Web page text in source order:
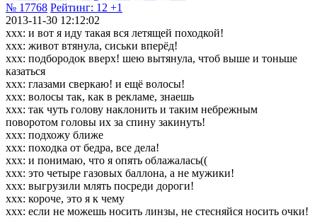
№ 17768 Рейтинг: 12 +1
2013-11-30 12:12:02
xxx: и вот я иду такая вся летящей походкой!
xxx: живот втянула, сиськи вперёд!
xxx: подбородок вверх! шею вытянула, чтоб выше и тоньше
казаться
xxx: глазами сверкаю! и ещё волосы!
xxx: волосы так, как в рекламе, знаешь
xxx: так чуть голову наклонить и таким небрежным
поворотом головы их за спину закинуть!
xxx: подхожу ближе
xxx: походка от бедра, все дела!
xxx: и понимаю, что я опять облажалась((
xxx: это четыре газовых баллона, а не мужики!
xxx: выгрузили млять посреди дороги!
xxx: короче, это я к чему
xxx: если не можешь носить линзы, не стесняйся носить очки!